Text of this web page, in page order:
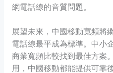
網電話線的音質問題。
展望未來，中國移動寬頻將
電話線最平成為標準。中小
商業寬頻比較找到最佳方案
用，中國移動都能提供可靠